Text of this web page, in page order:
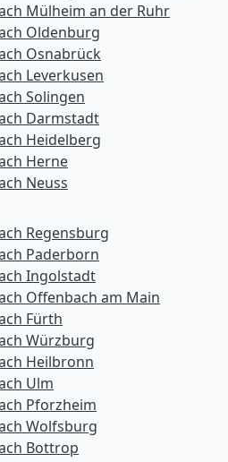
Mülheim an der Ruhr
Oldenburg
Osnabrück
Leverkusen
Solingen
Darmstadt
Heidelberg
Herne
Neuss
Regensburg
Paderborn
Ingolstadt
Offenbach am Main
Fürth
Würzburg
Heilbronn
Ulm
Pforzheim
Wolfsburg
Bottrop